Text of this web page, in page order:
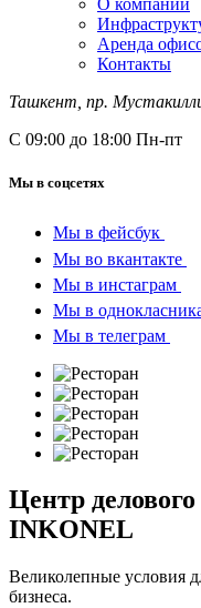
О компании
Аренда
Контакты
Ташкент, пр.
С 09:00 до 18:00 Пн-пт
Мы в соцсетях
Мы в фейсбук
Мы во вкантакте
Мы в инстаграм
Мы в
Мы в телеграм
Центр делового
INKONEL
Великолепные условия
бизнеса.